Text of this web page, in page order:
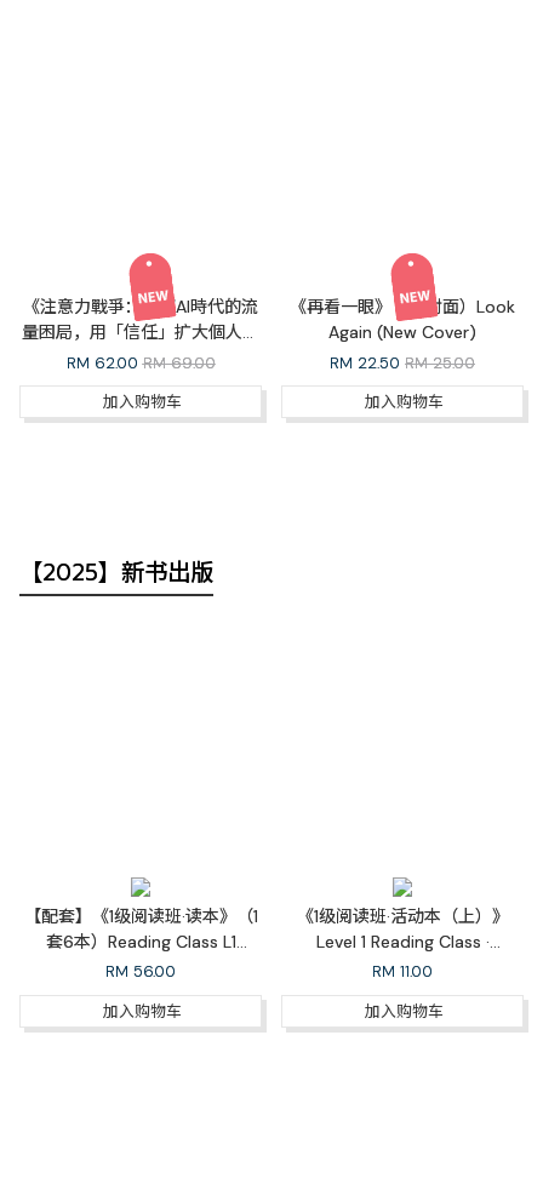
《注意力戰爭：破解AI時代的流
量困局，用「信任」扩大個人與
企業的長期增長》（繁體）The
Attention War (Traditional
Chinese)
RM 62.00 RM 69.00
加入购物车
《再看一眼》（新封面）Look
Again (New Cover)
RM 22.50 RM 25.00
加入购物车
【2025】新书出版
【配套】《1级阅读班·读本》（1
套6本）Reading Class L1
Readers Set (6 books)
RM 56.00
加入购物车
《1级阅读班·活动本（上）》
Level 1 Reading Class ·
Workbook 1A
RM 11.00
加入购物车